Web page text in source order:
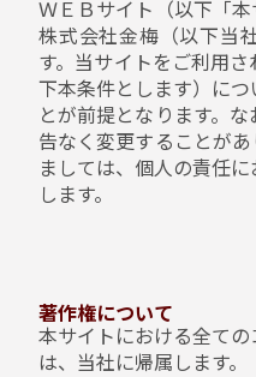
ＷＥＢサイト（以下「本
株式会社金梅（以下当
す。当サイトをご利用
下本条件とします）に
とが前提となります。
告なく変更することが
ましては、個人の責任
します。
著作権について
本サイトにおける全て
は、当社に帰属します。